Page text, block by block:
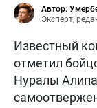
Автор:
Эксперт,
Известный
отметил
Нуралы